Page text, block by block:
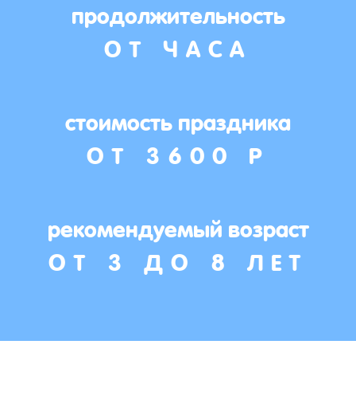
продолжительность
ОТ ЧАСА
стоимость праздника
ОТ 3600 Р
рекомендуемый возраст
ОТ 3 ДО 8 ЛЕТ